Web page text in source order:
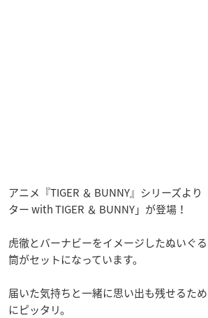
アニメ『TIGER ＆ BUNNY』シリーズよ
ター with TIGER ＆ BUNNY」が登場！
虎徹とバーナビーをイメージしたぬいぐ
筒がセットになっています。
届いた気持ちと一緒に思い出も残せるた
にピッタリ。